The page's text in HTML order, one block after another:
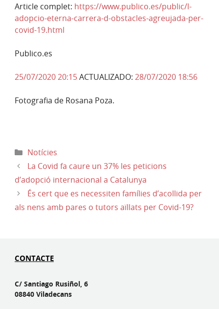
Article complet: https://www.publico.es/public/l-
adopcio-eterna-carrera-d-obstacles-agreujada-per-
covid-19.html
Publico.es
25/07/2020 20:15ACTUALIZADO: 28/07/2020 18:56
Fotografia de Rosana Poza.
Categories
Notícies
La Covid fa caure un 37% les peticions
d’adopció internacional a Catalunya
És cert que es necessiten famílies d’acollida per
als nens amb pares o tutors aïllats per Covid-19?
CONTACTE
C/ Santiago Rusiñol, 6
08840 Viladecans